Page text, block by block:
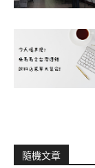
隨機文章